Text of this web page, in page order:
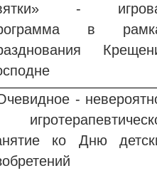
-
в
-
ко Дню